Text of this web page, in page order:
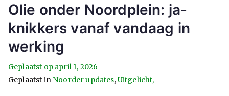
Olie onder Noordplein: ja-
knikkers vanaf vandaag in
werking
Geplaatst op april 1, 2026
Geplaatst in Noorder updates,Uitgelicht,